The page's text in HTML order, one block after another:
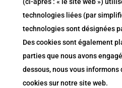
technologies liées (par
technologies sont désignées
Des cookies sont également
parties que nous avons
dessous, nous vous informons
cookies sur notre site web.